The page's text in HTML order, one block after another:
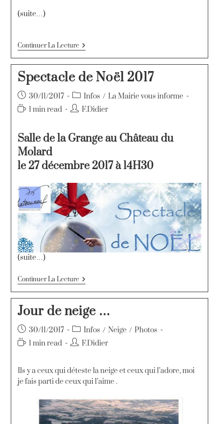
(suite…)
Continuer La Lecture
Spectacle de Noël 2017
30/11/2017 Infos / La Mairie vous informe
1 min read
F.Didier
Salle de la Grange au Château du
Molard
le 27 décembre 2017 à 14H30
(suite…)
Continuer La Lecture
Jour de neige …
30/11/2017 Infos / Neige / Photos
1 min read
F.Didier
Ils y a ceux qui déteste la neige et ceux qui l’adore, moi
je fais parti de ceux qui l’aime .